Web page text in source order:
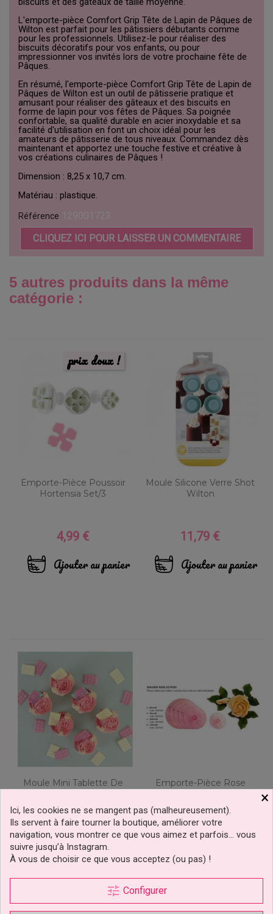
L'emporte-pièce Comfort Grip Tête de Lapin de Pâques de
Wilton est parfait pour les pâtissiers débutants comme
pour les professionnels. Utilisez-le pour réaliser des
biscuits décoratifs pour vos enfants, ou pour
impressionner vos invités lors de votre prochaine fête de
Pâques.
En résumé, l'emporte-pièce Comfort Grip Tête de Lapin de
Pâques de Wilton est un outil de pâtisserie pratique et
amusant pour réaliser des gâteaux et des biscuits en
forme de lapin pour vos fêtes de Pâques. Sa poignée
confortable, sa qualité durable en acier inoxydable et sa
facilité d'utilisation en font un choix idéal pour les
amateurs de pâtisserie de tous niveaux. Commandez dès
maintenant et apportez une touche festive et créative à
vos créations culinaires de Pâques !
Dimension : 8,25 x 10,7 cm.
Matériau : plastique.
Référence
CLIQUEZ ICI POUR LAISSER UN COMMENTAIRE
5 autres produits dans la même
catégorie :
Emporte-Pièce Poussoir
Hortensia Set/3
Prix
4,99 €
Ajouter au panier
prix doux !
Moule Silicone Verre Shot
Wilton
Prix
11,79 €
Ajouter au panier
Moule Mini Tablette De
Prix
3,49 €
Ajouter au panier
Emporte-Pièce Rose
Prix
6,79 €
Ajouter au panier
×
Ici, les cookies ne se mangent pas (malheureusement).
Ils servent à faire tourner la boutique, améliorer votre
navigation, vous montrer ce que vous aimez et parfois… vous
suivre jusqu’à Instagram.
À vous de choisir ce que vous acceptez (ou pas) !
tune Configurer